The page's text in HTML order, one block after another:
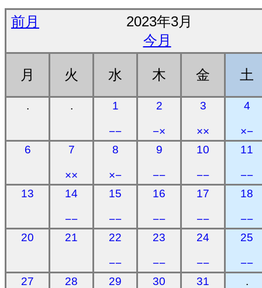
前月
2023年3月
今月
月 火 水 木 金 土
. . 1
−−
2
−×
3
××
4
×−
6
7
××
8
×−
9
−−
10
−−
11
−−
13
14
−−
15
−−
16
−−
17
−−
18
−−
20
21 22
−−
23
−−
24
−−
25
−−
27
28 29 30 31 .